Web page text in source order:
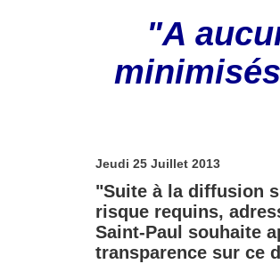
"A
Jeudi 25 Juillet 2013
"Suite à la diffusion
risque requins,
Saint-Paul souhaite
transparence sur ce